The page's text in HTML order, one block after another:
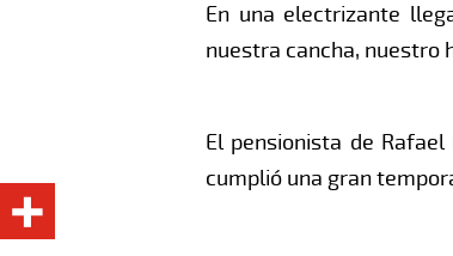
En una electrizante
nuestra cancha, nuestro
El pensionista de
cumplió una gran